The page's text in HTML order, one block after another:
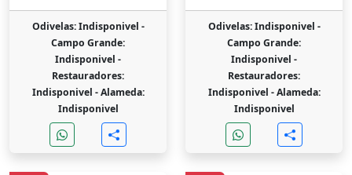
Odivelas: Indisponivel -
Campo Grande:
Indisponivel -
Restauradores:
Indisponivel -Alameda:
Indisponivel
Odivelas: Indisponivel -
Campo Grande:
Indisponivel -
Restauradores:
Indisponivel -Alameda:
Indisponivel